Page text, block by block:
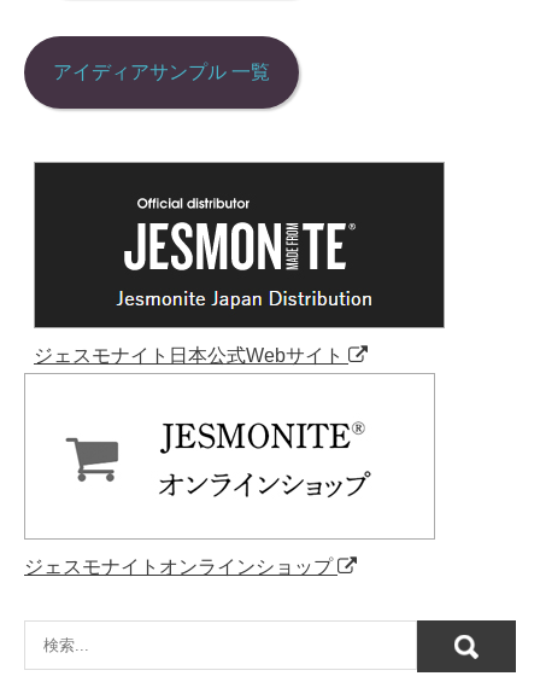
アイディアサンプル 一覧
ジェスモナイト日本公式Webサイト
ジェスモナイトオンラインショップ